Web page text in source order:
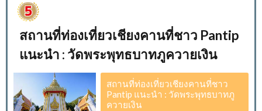
สถานที่ท่องเที่ยวเชียงคานที่ชาว Pantip
แนะนำ : วัดพระพุทธบาทภูควายเงิน
สถานที่ท่องเที่ยวเชียงคานที่ชาว
Pantip แนะนำ : วัดพระพุทธบาทภู
ควายเงิน